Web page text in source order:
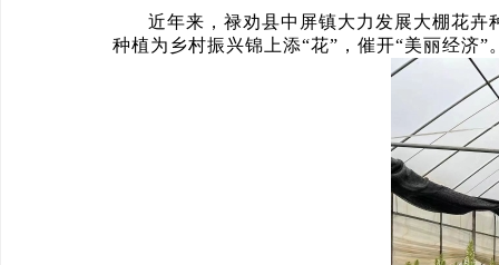
近年来，禄劝县中屏镇大力发展大棚花
种植为乡村振兴锦上添“花”，催开“美丽经济”